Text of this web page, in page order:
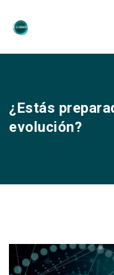
¿Estás
evolución?